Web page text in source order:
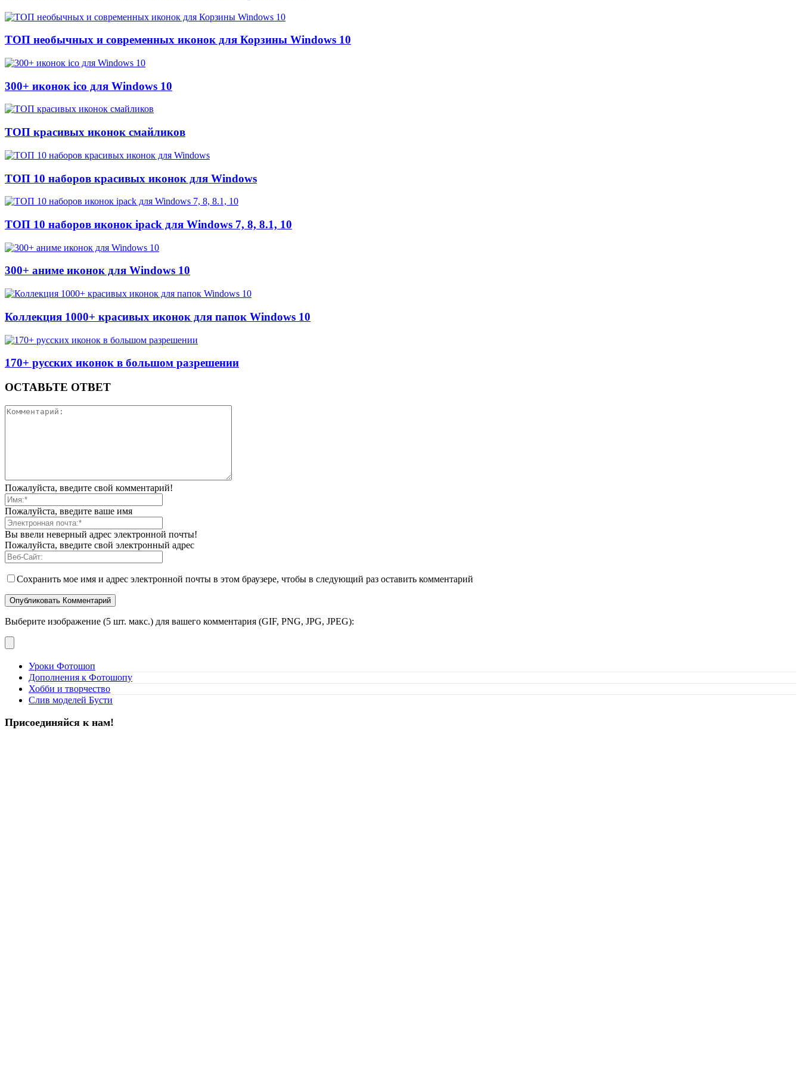
ТОП необычных и современных иконок для Корзины Windows 10
300+ иконок ico для Windows 10
ТОП красивых иконок смайликов
ТОП 10 наборов красивых иконок для Windows
ТОП 10 наборов иконок ipack для Windows 7, 8, 8.1, 10
300+ аниме иконок для Windows 10
Коллекция 1000+ красивых иконок для папок Windows 10
170+ русских иконок в большом разрешении
ОСТАВЬТЕ ОТВЕТ
Пожалуйста, введите свой комментарий!
Пожалуйста, введите ваше имя
Вы ввели неверный адрес электронной почты!
Пожалуйста, введите свой электронный адрес
Сохранить мое имя и адрес электронной почты в этом браузере, чтобы в следующий раз оставить комментарий
Выберите изображение (5 шт. макс.) для вашего комментария (GIF, PNG, JPG, JPEG):
Уроки Фотошоп
Дополнения к Фотошопу
Хобби и творчество
Слив моделей Бусти
Присоединяйся к нам!